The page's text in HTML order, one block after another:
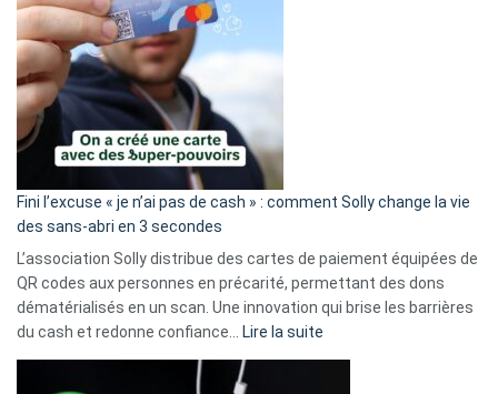
Fini l’excuse « je n’ai pas de cash » : comment Solly change la vie
des sans-abri en 3 secondes
L’association Solly distribue des cartes de paiement équipées de
QR codes aux personnes en précarité, permettant des dons
dématérialisés en un scan. Une innovation qui brise les barrières
du cash et redonne confiance…
Lire la suite